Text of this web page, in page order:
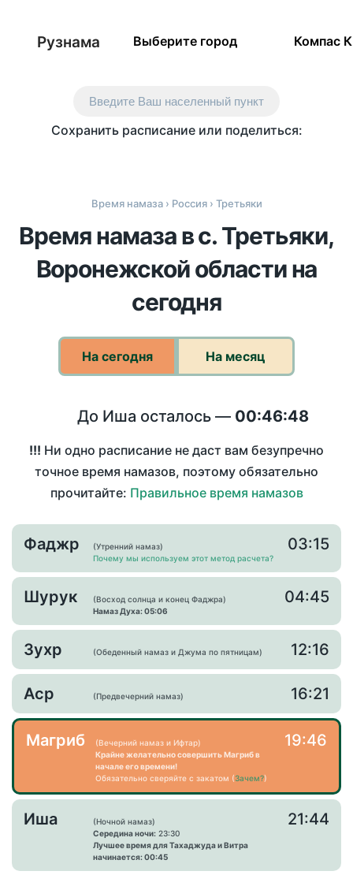
Рузнама Выберите город Компас
Введите Ваш населенный пункт
Сохранить расписание или поделиться:
Время намаза› Россия› Третьяки
Время намаза в с. Третьяки,
Воронежской области на
сегодня
На сегодня На месяц
До Иша осталось — 00:46:48
!!! Ни одно расписание не даст вам безупречно
точное время намазов, поэтому обязательно
прочитайте: Правильное время намазов
Фаджр
(Утренний намаз)
Почему мы используем этот метод расчета?
03:15
Шурук
(Восход солнца и конец Фаджра)
Намаз Духа: 05:06
04:45
Зухр (Обеденный намаз и Джума по пятницам) 12:16
Аср (Предвечерний намаз) 16:21
Магриб
(Вечерний намаз и Ифтар)
Крайне желательно совершить Магриб в
начале его времени!
Обязательно сверяйте с закатом (Зачем?)
19:46
Иша
(Ночной намаз)
Середина ночи: 23:30
Лучшее время для Тахаджуда и Витра
начинается: 00:45
21:44